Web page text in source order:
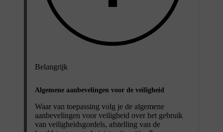
Belangrijk
Algemene aanbevelingen voor de veiligheid
Waar van toepassing volg je de algemene
aanbevelingen voor veiligheid over het gebruik
van veiligheidsgordels, afstelling van de